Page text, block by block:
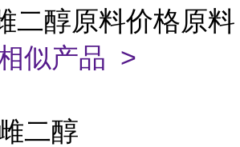
二醇原料价格原料
似产品 >
二醇